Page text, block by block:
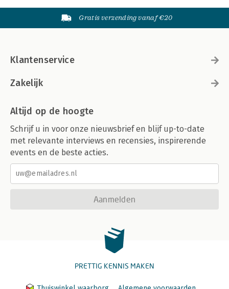
Gratis verzending vanaf €20
Klantenservice
Zakelijk
Altijd op de hoogte
Schrijf u in voor onze nieuwsbrief en blijf up-to-date
met relevante interviews en recensies, inspirerende
events en de beste acties.
Aanmelden
PRETTIG KENNIS MAKEN